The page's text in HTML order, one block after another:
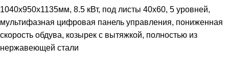
1040x950x1135мм, 8.5 кВт, под листы 40х60, 5 уровней,
мультифазная цифровая панель управления, пониженная
скорость обдува, козырек с вытяжкой, полностью из
нержавеющей стали